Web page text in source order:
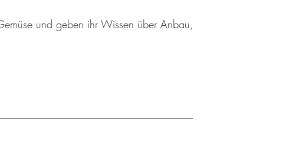
und geben ihr Wissen über Anbau,